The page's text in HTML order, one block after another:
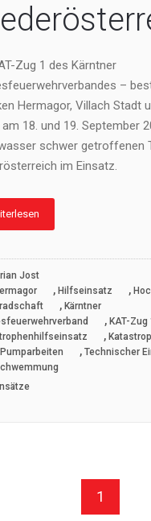
Zug 1 des Kärntner
–
Hermagor, Villach Stadt
18. und 19. September
schwer getroffenen
im Einsatz.
Jost
, Hilfseinsatz ,
, Kärntner
, KAT-Zug
,
Pumparbeiten , Technischer
1